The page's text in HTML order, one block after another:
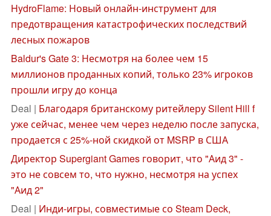
HydroFlame: Новый онлайн-инструмент для
предотвращения катастрофических последствий
лесных пожаров
Baldur's Gate 3: Несмотря на более чем 15
миллионов проданных копий, только 23% игроков
прошли игру до конца
Deal | Благодаря британскому ритейлеру Silent Hill f
уже сейчас, менее чем через неделю после запуска,
продается с 25%-ной скидкой от MSRP в США
Директор Supergiant Games говорит, что "Аид 3" -
это не совсем то, что нужно, несмотря на успех
"Аид 2"
Deal | Инди-игры, совместимые со Steam Deck,